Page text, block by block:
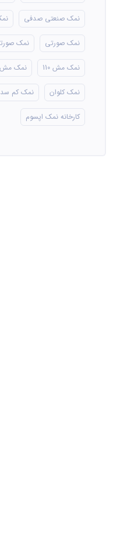
نمک صنعتی صدفی
نمک صورتی نمک
نمک مش 110 نمک مش 120
نمک کلوان نمک کم
کارخانه نمک اپسوم